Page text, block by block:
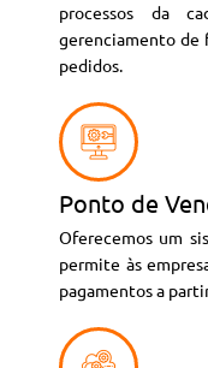
processos da
gerenciamento de
pedidos.
Ponto de
Oferecemos um
permite às
pagamentos a